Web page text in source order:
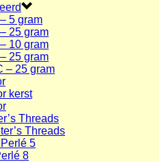
5 gram
25 gram
10 gram
25 gram
– 25 gram
kerst
Threads
Threads
5
8